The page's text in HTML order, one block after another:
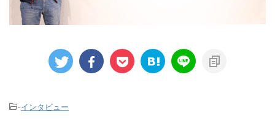
-インタビュー